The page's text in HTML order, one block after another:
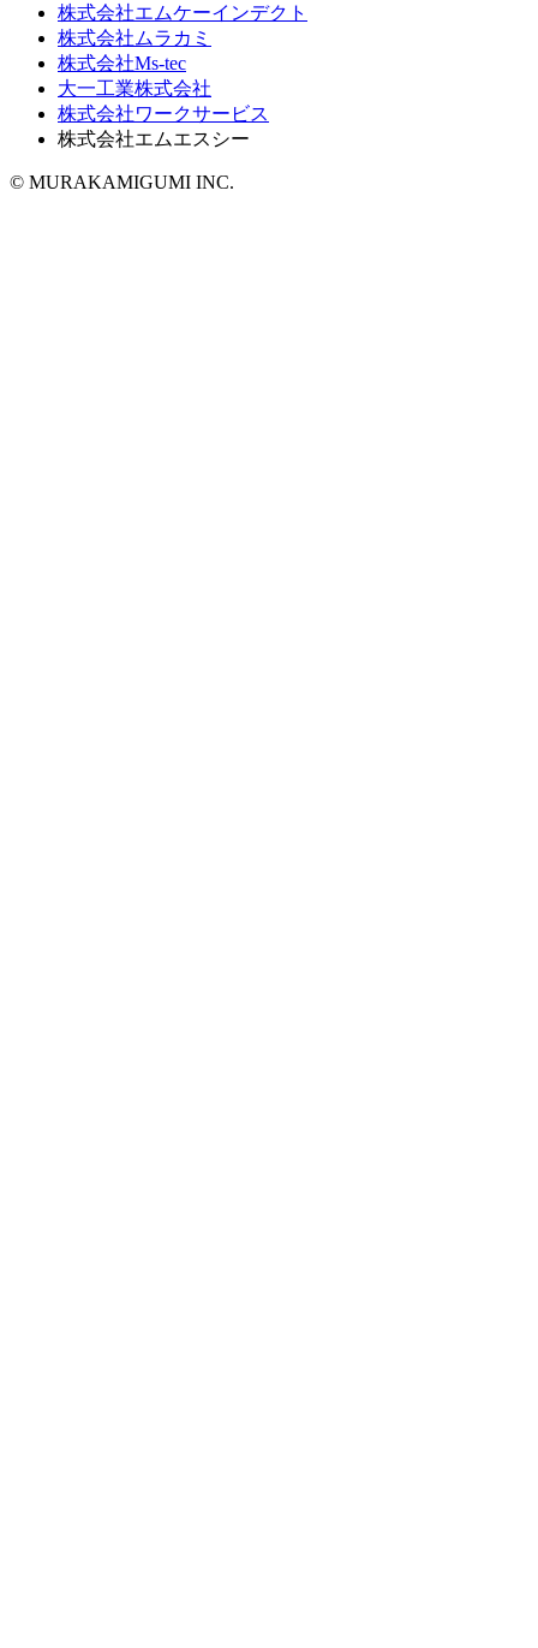
株式会社エムケーインデクト
株式会社ムラカミ
株式会社Ms-tec
大一工業株式会社
株式会社ワークサービス
株式会社エムエスシー
© MURAKAMIGUMI INC.